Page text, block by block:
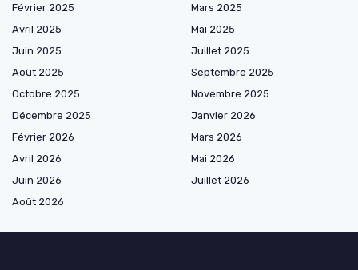
Février 2025
Mars 2025
Avril 2025
Mai 2025
Juin 2025
Juillet 2025
Août 2025
Septembre 2025
Octobre 2025
Novembre 2025
Décembre 2025
Janvier 2026
Février 2026
Mars 2026
Avril 2026
Mai 2026
Juin 2026
Juillet 2026
Août 2026